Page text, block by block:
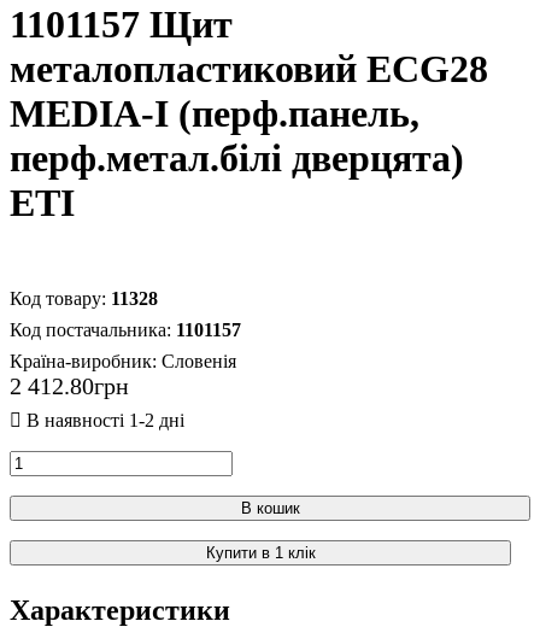
1101157 Щит
металопластиковий ECG28
MEDIA-I (перф.панель,
перф.метал.білі дверцята)
ETI
11328
1101157
Країна-виробник: Словенія
2 412.80грн
В кошик
Купити в 1 клік
Характеристики